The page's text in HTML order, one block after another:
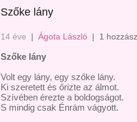
Szőke lány
14 éve | Ágota László | 1
Szőke lány
Volt egy lány, egy szőke lány.
Ki szeretett és őrizte az álmot.
Szívében érezte a boldogságot.
S mindig csak Énrám vágyott.